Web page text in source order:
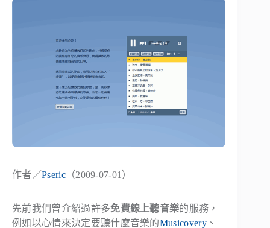
作者／Pseric（2009-07-01）
先前我們曾介紹過許多免費線上聽音樂的服務，
例如以心情來決定要聽什麼音樂的Musicovery 、